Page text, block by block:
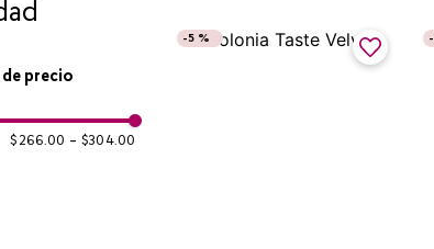
de precio
$266.00 – $304.00
-5 % -